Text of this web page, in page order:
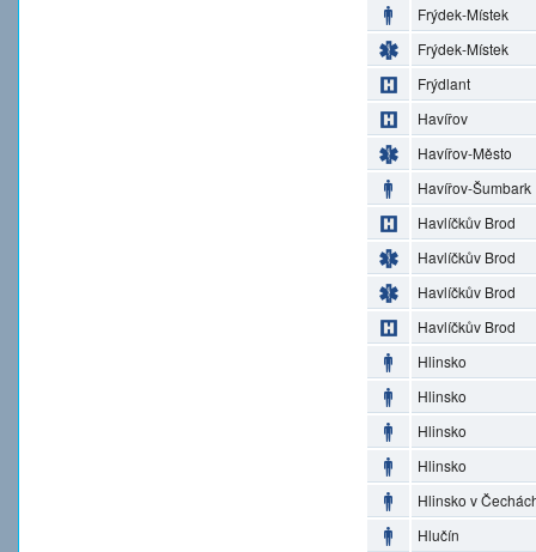
Frýdek-Místek
Frýdek-Místek
Frýdlant
Havířov
Havířov-Město
Havířov-Šumbark
Havlíčkův Brod
Havlíčkův Brod
Havlíčkův Brod
Havlíčkův Brod
Hlinsko
Hlinsko
Hlinsko
Hlinsko
Hlinsko v
Hlučín